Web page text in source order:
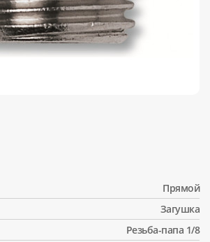
Прямой
Загушка
Резьба-папа 1/8